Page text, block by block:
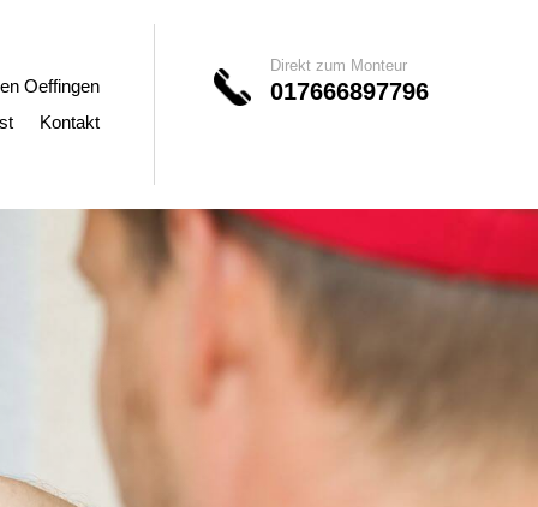
Oeffingen
Kontakt
Direkt zum Monteur
017666897796